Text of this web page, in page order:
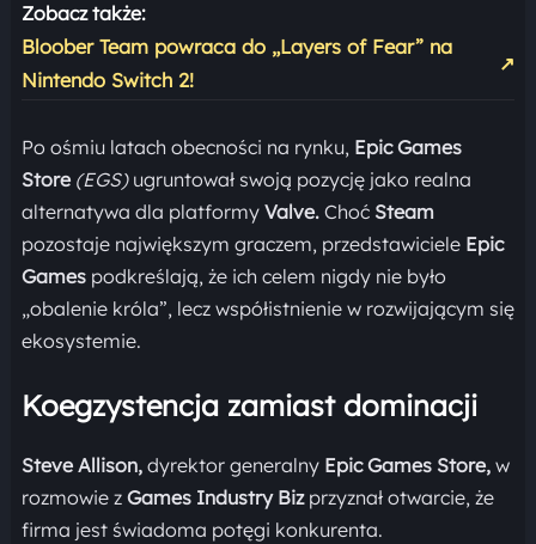
Zobacz także:
Bloober Team powraca do „Layers of Fear” na
Nintendo Switch 2!
↗
Po ośmiu latach obecności na rynku, Epic Games
Store (EGS)ugruntował swoją pozycję jako realna
alternatywa dla platformy Valve.Choć Steam
pozostaje największym graczem, przedstawiciele Epic
Gamespodkreślają, że ich celem nigdy nie było
„obalenie króla”, lecz współistnienie w rozwijającym się
ekosystemie.
Koegzystencja zamiast dominacji
Steve Allison,dyrektor generalny Epic Games Store,w
rozmowie z Games Industry Bizprzyznał otwarcie, że
firma jest świadoma potęgi konkurenta.